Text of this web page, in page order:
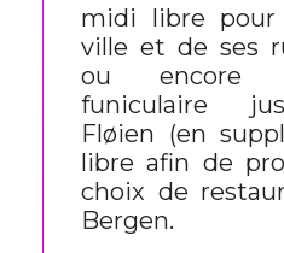
midi libre
ville et de ses
ou encore
funiculaire
Fløien (en
libre afin de
choix de
Bergen.